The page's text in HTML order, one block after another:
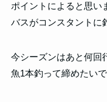
ポイントによると思い
バスがコンスタントに
今シーズンはあと何回
魚1本釣って締めたいで